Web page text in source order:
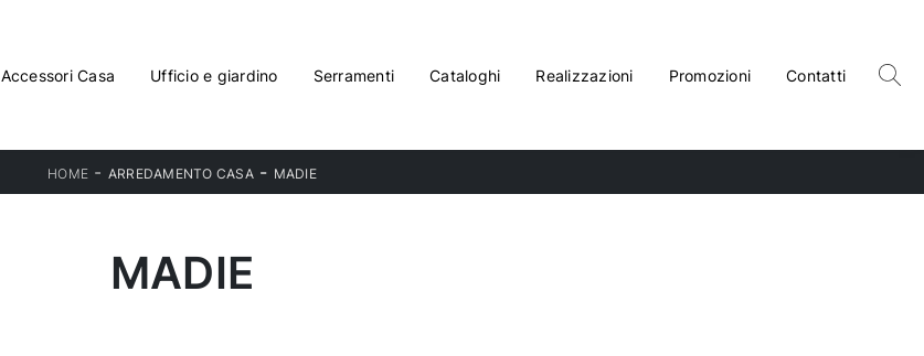
Accessori Casa Ufficio e giardino Serramenti Cataloghi Realizzazioni Promozioni Contatti
HOME - ARREDAMENTO CASA - MADIE
MADIE